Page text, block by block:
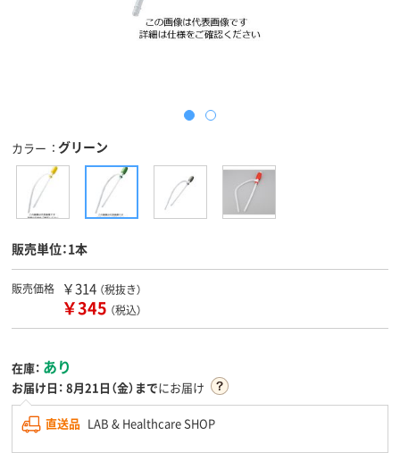
カラー グリーン
販売単位：1本
販売価格 ￥314 （税抜き）
￥345 （税込）
在庫： あり
お届け日： 8月21日（金）までにお届け
直送品 LAB & Healthcare SHOP